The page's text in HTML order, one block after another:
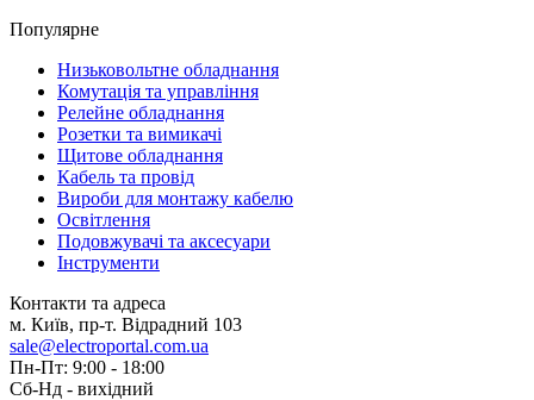
Популярне
Низьковольтне обладнання
Комутація та управління
Релейне обладнання
Розетки та вимикачі
Щитове обладнання
Кабель та провід
Вироби для монтажу кабелю
Освітлення
Подовжувачі та аксесуари
Інструменти
Контакти та адреса
м. Київ, пр-т. Відрадний 103
sale@electroportal.com.ua
Пн-Пт: 9:00 - 18:00
Сб-Нд - вихідний